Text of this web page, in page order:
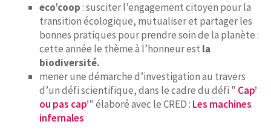
eco’coop: susciter l’engagement citoyen pour la
transition écologique, mutualiser et partager les
bonnes pratiques pour prendre soin de la planète :
cette année le thème à l’honneur est la
biodiversité.
mener une démarche d’investigation au travers
d’un défi scientifique, dans le cadre du défi " Cap’
ou pas cap’" élaboré avec le CRED : Les machines
infernales